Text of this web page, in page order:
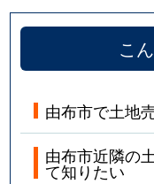
こ
由布市で土地
由布市近隣の
て知りたい